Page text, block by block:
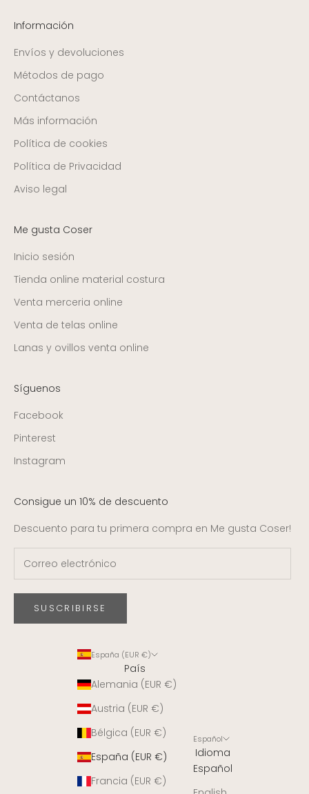
Información
Envíos y devoluciones
Métodos de pago
Contáctanos
Más información
Política de cookies
Política de Privacidad
Aviso legal
Me gusta Coser
Inicio sesión
Tienda online material costura
Venta merceria online
Venta de telas online
Lanas y ovillos venta online
Síguenos
Facebook
Pinterest
Instagram
Consigue un 10% de descuento
Descuento para tu primera compra en Me gusta Coser!
SUSCRIBIRSE
España (EUR €)
País
Alemania (EUR €)
Austria (EUR €)
Bélgica (EUR €)
España (EUR €)
Francia (EUR €)
Español
Idioma
Español